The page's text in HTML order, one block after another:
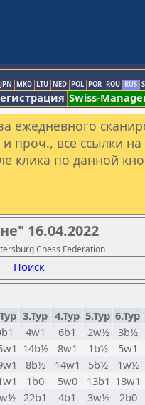
JPN MKD LTU NED POL POR ROU RUS
Swiss-
ежедневного
проч., все ссылки
клика по данной
16.04.2022
Chess Federation
Поиск
3.Тур 4.Тур 5.Тур 6.Тур
4w1 6b1 2w½ 3b½
14b½ 8w1 1b½ 5w1
8b½ 14w1 5b½ 1w½
1b0 5w0 13b1 18w1
22b1 4b1 3w½ 2b0